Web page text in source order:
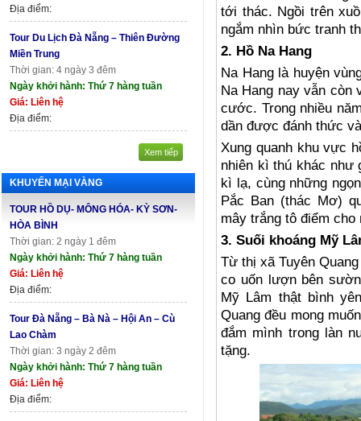
Địa điểm:
Tour Du Lịch Đà Nẵng – Thiên Đường
Miền Trung
Thời gian: 4 ngày 3 đêm
Ngày khởi hành: Thứ 7 hàng tuần
Giá: Liên hệ
Địa điểm:
Xem tiếp
KHUYẾN MẠI VÀNG
TOUR HỒ DỤ- MÔNG HÓA- KỲ SƠN-
HÒA BÌNH
Thời gian: 2 ngày 1 đêm
Ngày khởi hành: Thứ 7 hàng tuần
Giá: Liên hệ
Địa điểm:
Tour Đà Nẵng – Bà Nà – Hội An – Cù
Lao Chàm
Thời gian: 3 ngày 2 đêm
Ngày khởi hành: Thứ 7 hàng tuần
Giá: Liên hệ
Địa điểm:
tới thác. Ngồi trên
ngắm nhìn bức tranh
2. Hồ Na Hang
Na Hang là huyện
Na Hang nay vẫn còn
cước. Trong nhiều
dần được đánh thức
Xung quanh khu vực
nhiên kì thú khác như
kì lạ, cùng những
Pắc Ban (thác Mơ)
mây trắng tô điểm cho
3. Suối khoáng Mỹ
Từ thị xã Tuyên
co uốn lượn bên
Mỹ Lâm thật bình
Quang đều mong
đắm mình trong làn
tặng.